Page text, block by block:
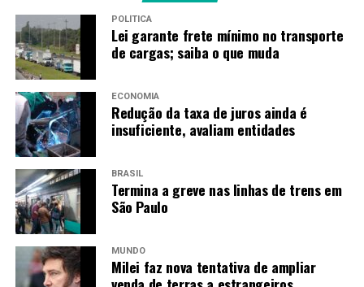
POLÍTICA
Lei garante frete mínimo no transporte
de cargas; saiba o que muda
ECONOMIA
Redução da taxa de juros ainda é
insuficiente, avaliam entidades
BRASIL
Termina a greve nas linhas de trens em
São Paulo
MUNDO
Milei faz nova tentativa de ampliar